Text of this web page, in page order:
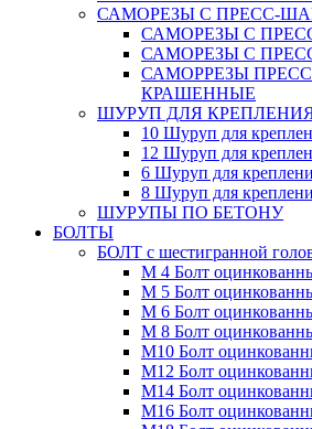
САМОРЕЗЫ С ПРЕСС-
САМОРЕЗЫ С
САМОРЕЗЫ С
САМОРРЕЗЫ
КРАШЕННЫЕ
ШУРУП ДЛЯ
10 Шуруп для
12 Шуруп для
6 Шуруп для
8 Шуруп для
ШУРУПЫ ПО БЕТОНУ
БОЛТЫ
БОЛТ с шестигранной
М 4 Болт
М 5 Болт
М 6 Болт
М 8 Болт
М10 Болт
М12 Болт
М14 Болт
М16 Болт